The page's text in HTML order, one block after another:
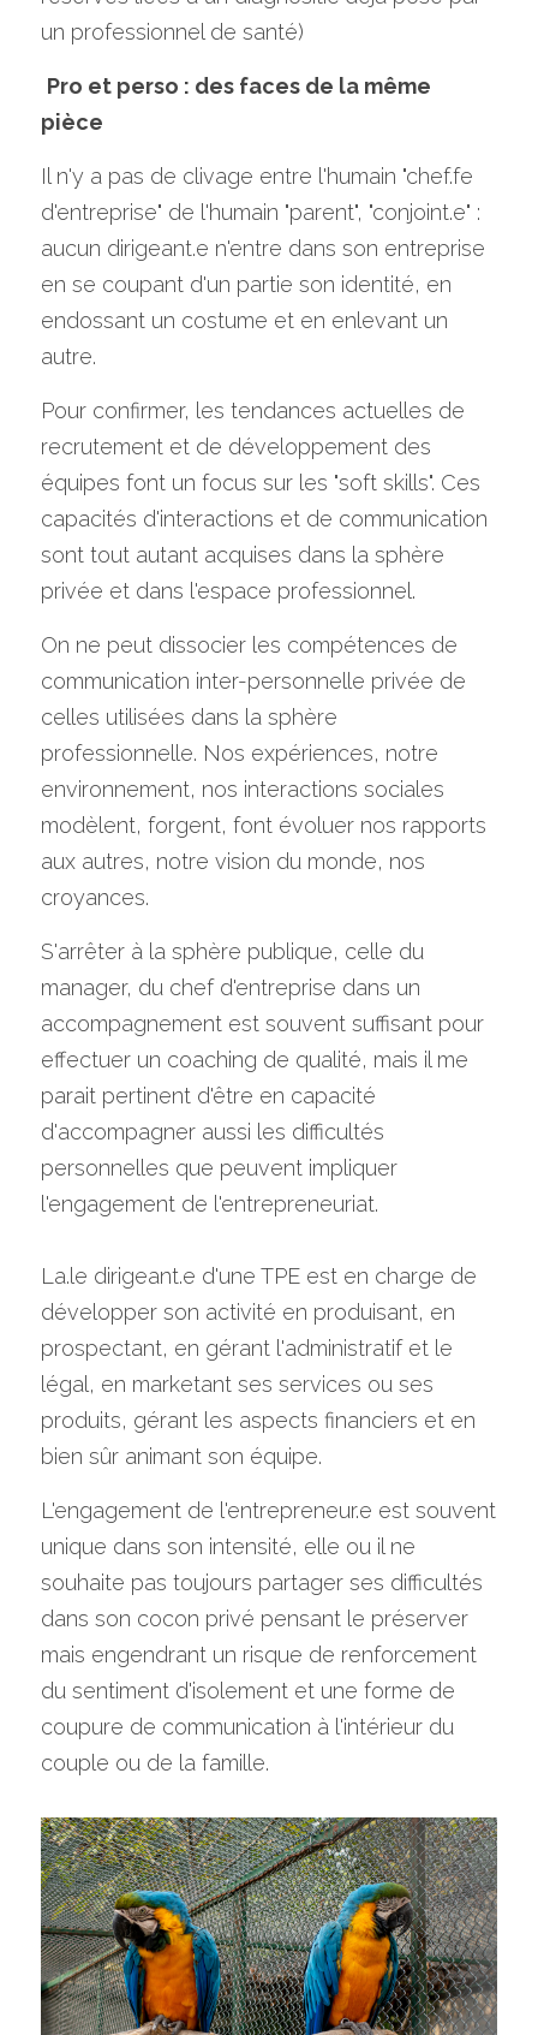
un professionnel de santé)
Pro et perso : des faces de la même
pièce
Il n'y a pas de clivage entre l'humain "chef.fe
d'entreprise" de l'humain "parent", "conjoint.e" :
aucun dirigeant.e n'entre dans son entreprise
en se coupant d'un partie son identité, en
endossant un costume et en enlevant un
autre.
Pour confirmer, les tendances actuelles de
recrutement et de développement des
équipes font un focus sur les "soft skills". Ces
capacités d'interactions et de communication
sont tout autant acquises dans la sphère
privée et dans l'espace professionnel.
On ne peut dissocier les compétences de
communication inter-personnelle privée de
celles utilisées dans la sphère
professionnelle. Nos expériences, notre
environnement, nos interactions sociales
modèlent, forgent, font évoluer nos rapports
aux autres, notre vision du monde, nos
croyances.
S'arrêter à la sphère publique, celle du
manager, du chef d'entreprise dans un
accompagnement est souvent suffisant pour
effectuer un coaching de qualité, mais il me
parait pertinent d'être en capacité
d'accompagner aussi les difficultés
personnelles que peuvent impliquer
l'engagement de l'entrepreneuriat.
La.le dirigeant.e d'une TPE est en charge de
développer son activité en produisant, en
prospectant, en gérant l'administratif et le
légal, en marketant ses services ou ses
produits, gérant les aspects financiers et en
bien sûr animant son équipe.
L'engagement de l'entrepreneur.e est souvent
unique dans son intensité, elle ou il ne
souhaite pas toujours partager ses difficultés
dans son cocon privé pensant le préserver
mais engendrant un risque de renforcement
coupure de communication à l'intérieur du
couple ou de la famille.